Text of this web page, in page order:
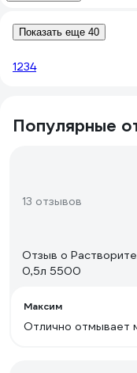
Показать еще 40
1234
Популярные
13 отзывов
Отзыв о
0,5л 5500
Максим
Отлично отмывает